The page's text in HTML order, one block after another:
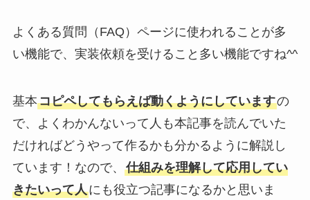
よくある質問（FAQ）ページに使われることが多
い機能で、実装依頼を受けること多い機能ですね^^
基本コピペしてもらえば動くようにしていますの
で、よくわかんないって人も本記事を読んでいた
だければどうやって作るかも分かるように解説し
ています！なので、 仕組みを理解して応用してい
きたいって人にも役立つ記事になるかと思いま